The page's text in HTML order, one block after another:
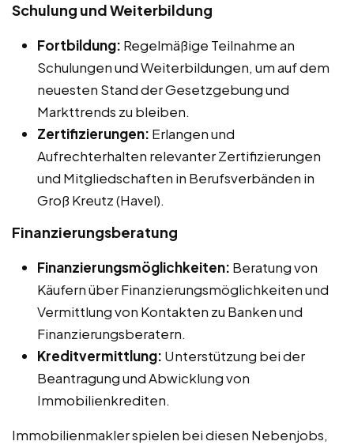
Schulung und Weiterbildung
Fortbildung: Regelmäßige Teilnahme an
Schulungen und Weiterbildungen, um auf dem
neuesten Stand der Gesetzgebung und
Markttrends zu bleiben.
Zertifizierungen: Erlangen und
Aufrechterhalten relevanter Zertifizierungen
und Mitgliedschaften in Berufsverbänden in
Groß Kreutz (Havel).
Finanzierungsberatung
Finanzierungsmöglichkeiten: Beratung von
Käufern über Finanzierungsmöglichkeiten und
Vermittlung von Kontakten zu Banken und
Finanzierungsberatern.
Kreditvermittlung: Unterstützung bei der
Beantragung und Abwicklung von
Immobilienkrediten.
Immobilienmakler spielen bei diesen Nebenjobs,